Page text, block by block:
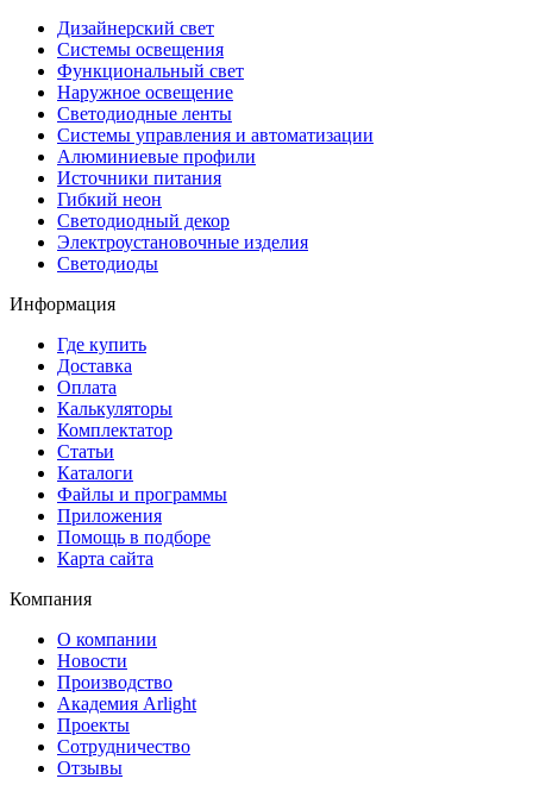
Дизайнерский свет
Системы освещения
Функциональный свет
Наружное освещение
Светодиодные ленты
Системы управления и автоматизации
Алюминиевые профили
Источники питания
Гибкий неон
Светодиодный декор
Электроустановочные изделия
Светодиоды
Информация
Где купить
Доставка
Оплата
Калькуляторы
Комплектатор
Статьи
Каталоги
Файлы и программы
Приложения
Помощь в подборе
Карта сайта
Компания
О компании
Новости
Производство
Академия Arlight
Проекты
Сотрудничество
Отзывы